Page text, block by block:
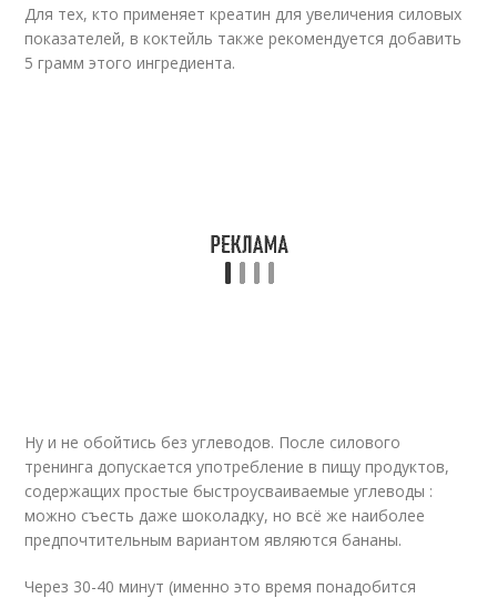
Для тех, кто применяет креатин для увеличения силовых
показателей, в коктейль также рекомендуется добавить
5 грамм этого ингредиента.
Ну и не обойтись без углеводов. После силового
тренинга допускается употребление в пищу продуктов,
содержащих простые быстроусваиваемые углеводы :
можно съесть даже шоколадку, но всё же наиболее
предпочтительным вариантом являются бананы.
Через 30-40 минут (именно это время понадобится